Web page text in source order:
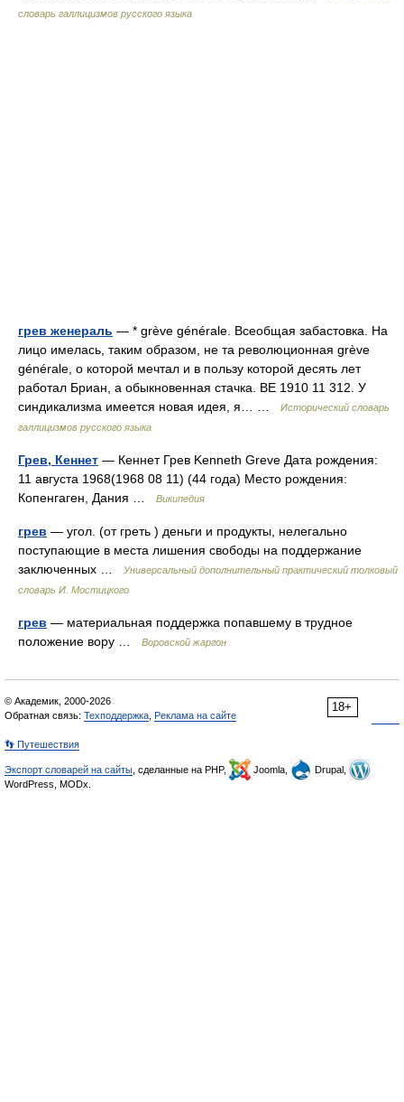
словарь галлицизмов русского языка
грев женераль — * grève générale. Всеобщая забастовка. На
лицо имелась, таким образом, не та революционная grève
générale, о которой мечтал и в пользу которой десять лет
работал Бриан, а обыкновенная стачка. ВЕ 1910 11 312. У
синдикализма имеется новая идея, я… …
Исторический словарь
галлицизмов русского языка
Грев, Кеннет — Кеннет Грев Kenneth Greve Дата рождения:
11 августа 1968(1968 08 11) (44 года) Место рождения:
Копенгаген, Дания …
Википедия
грев — угол. (от греть ) деньги и продукты, нелегально
поступающие в места лишения свободы на поддержание
заключенных …
Универсальный дополнительный практический толковый
словарь И. Мостицкого
грев — материальная поддержка попавшему в трудное
положение вору …
Воровской жаргон
18+
© Академик, 2000-2026
Обратная связь: Техподдержка Реклама на сайте
👣 Путешествия
Экспорт словарей на сайты , сделанные на PHP, Joomla,
Drupal,
WordPress, MODx.